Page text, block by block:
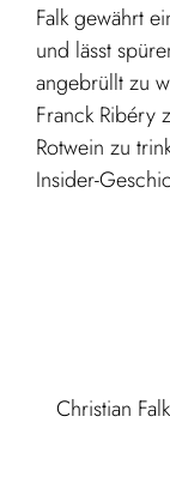
Falk gewährt
und lässt
angebrüllt zu
Franck Ribéry
Rotwein zu
Insider-
Christian Falk